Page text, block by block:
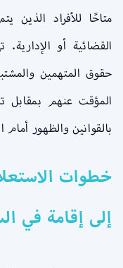
متاحًا للأفراد
القضائية أو
حقوق المتهمين
المؤقت عنهم بمقابل
بالقوانين والظهور
خطوات
إلى إقامة في